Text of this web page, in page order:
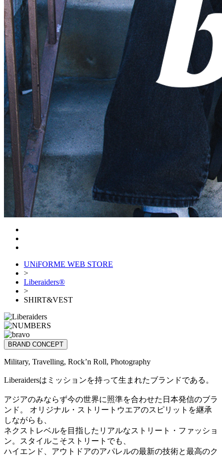
UNiFORME WEB STORE
>
Liberaiders®
>
SHIRT&VEST
BRAND CONCEPT
Military, Travelling, Rock’n Roll, Photography
Liberaidersはミッションを持って生まれたブランドである。
アジアのみならず今の世界に照準を合わせた日本発信のブラ
ンド。 オリジナル・ストリートウエアのスピリットを継承
しながらも、
ネクストレベルを目指したリアルなストリート・ファッショ
ン。スタイルこそストリートでも、
ハイエンド、アウトドアのアパレルの最新の技術と最高のク